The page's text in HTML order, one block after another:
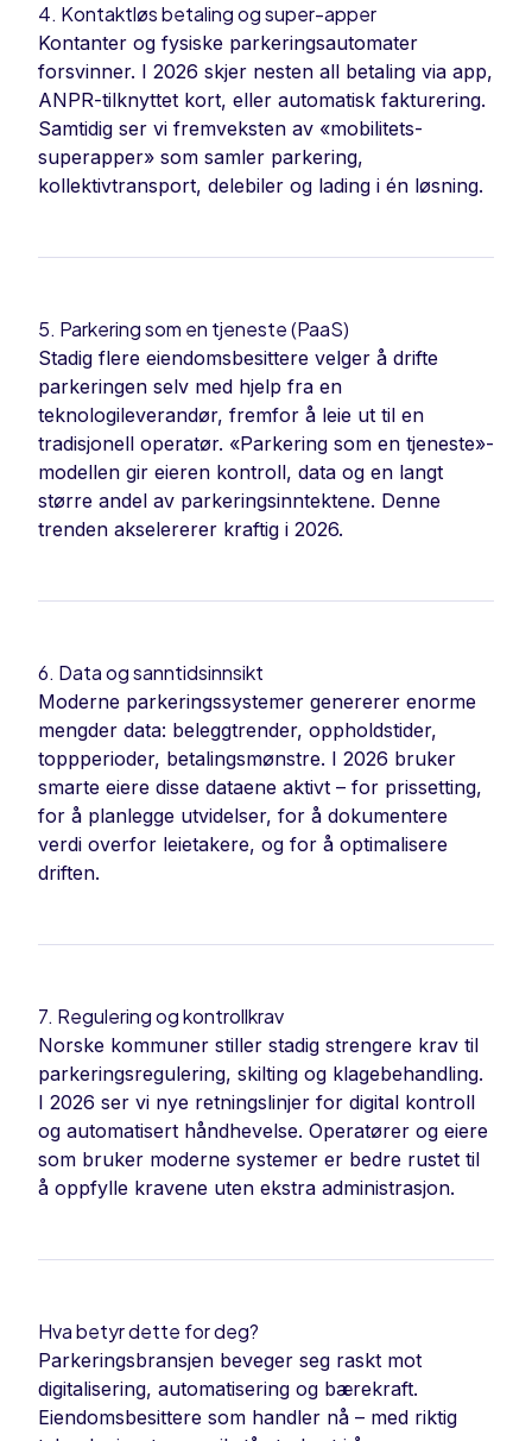
4. Kontaktløs betaling og super-apper
Kontanter og fysiske parkeringsautomater
forsvinner. I 2026 skjer nesten all betaling via app,
ANPR-tilknyttet kort, eller automatisk fakturering.
Samtidig ser vi fremveksten av «mobilitets-
superapper» som samler parkering,
kollektivtransport, delebiler og lading i én løsning.
5. Parkering som en tjeneste (PaaS)
Stadig flere eiendomsbesittere velger å drifte
parkeringen selv med hjelp fra en
teknologileverandør, fremfor å leie ut til en
tradisjonell operatør. «Parkering som en tjeneste»-
modellen gir eieren kontroll, data og en langt
større andel av parkeringsinntektene. Denne
trenden akselererer kraftig i 2026.
6. Data og sanntidsinnsikt
Moderne parkeringssystemer genererer enorme
mengder data: beleggtrender, oppholdstider,
toppperioder, betalingsmønstre. I 2026 bruker
smarte eiere disse dataene aktivt – for prissetting,
for å planlegge utvidelser, for å dokumentere
verdi overfor leietakere, og for å optimalisere
driften.
7. Regulering og kontrollkrav
Norske kommuner stiller stadig strengere krav til
parkeringsregulering, skilting og klagebehandling.
I 2026 ser vi nye retningslinjer for digital kontroll
og automatisert håndhevelse. Operatører og eiere
som bruker moderne systemer er bedre rustet til
å oppfylle kravene uten ekstra administrasjon.
Hva betyr dette for deg?
Parkeringsbransjen beveger seg raskt mot
digitalisering, automatisering og bærekraft.
Eiendomsbesittere som handler nå – med riktig